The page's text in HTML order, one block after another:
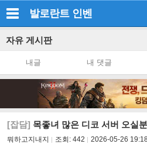
발로란트 인벤
자유 게시판
내글 내 댓글
[잡담] 목좋녀 많은 디코 서버 오실분
뭐하고지내지 조회: 442 2026-05-26